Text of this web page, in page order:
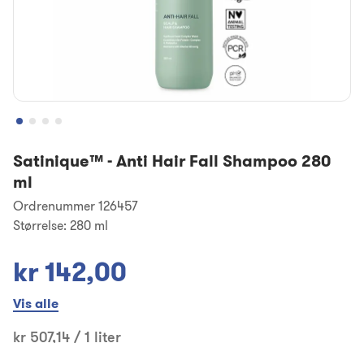
Satinique™-Anti Hair Fall Shampoo 280
ml
Ordrenummer 126457
Størrelse: 280 ml
kr 142,00
Vis alle
kr 507,14 / 1 liter